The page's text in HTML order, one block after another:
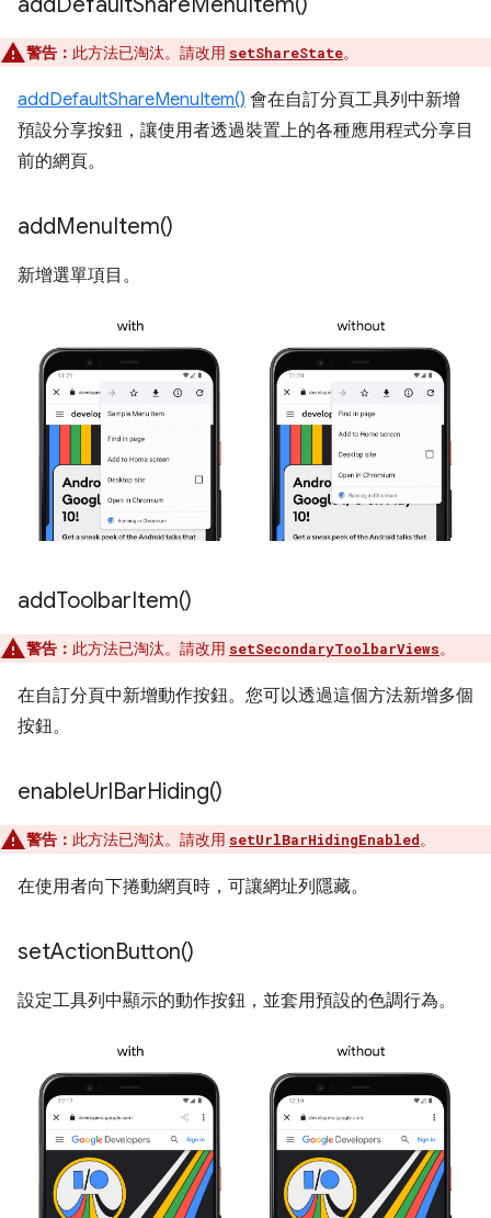
警告： 此方法已淘汰。請改用 setShareState。
addDefaultShareMenuItem() 會在自訂分頁工具列中新增
預設分享按鈕，讓使用者透過裝置上的各種應用程式分享目
前的網頁。
addMenuItem()
新增選單項目。
addToolbarItem()
警告： 此方法已淘汰。請改用 setSecondaryToolbarViews。
在自訂分頁中新增動作按鈕。您可以透過這個方法新增多個
按鈕。
enableUrlBarHiding()
警告： 此方法已淘汰。請改用 setUrlBarHidingEnabled。
在使用者向下捲動網頁時，可讓網址列隱藏。
setActionButton()
設定工具列中顯示的動作按鈕，並套用預設的色調行為。